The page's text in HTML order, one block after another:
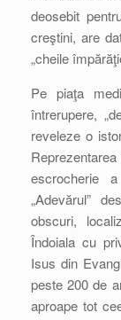
deosebit
creştini, are
„cheile
Pe piaţa
întrerupere,
reveleze o
escrocherie
„Adevărul”
obscuri,
Îndoiala cu
Isus din
peste 200 de
aproape tot